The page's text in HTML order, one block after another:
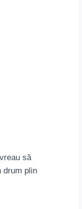
să
drum plin